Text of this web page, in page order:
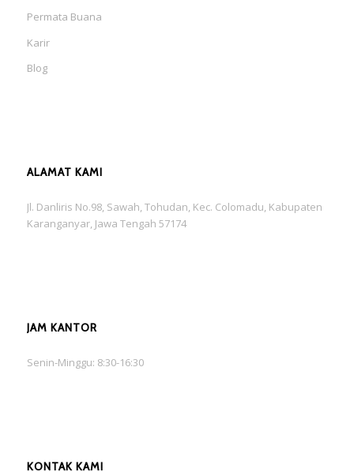
Permata Buana
Karir
Blog
ALAMAT KAMI
Jl. Danliris No.98, Sawah, Tohudan, Kec. Colomadu, Kabupaten
Karanganyar, Jawa Tengah 57174
JAM KANTOR
Senin-Minggu: 8:30-16:30
KONTAK KAMI